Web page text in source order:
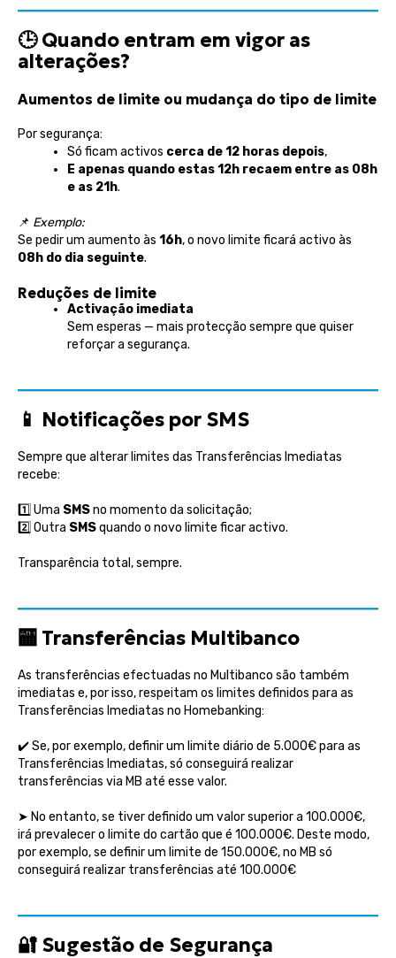
🕒Quando entram em vigor as
alterações?
Aumentos de limite ou mudança do tipo de limite
Por segurança:
Só ficam activos cerca de 12 horas depois,
E apenas quando estas 12h recaem entre as 08h
e as 21h.
📌 Exemplo:
Se pedir um aumento às 16h, o novo limite ficará activo às
08h do dia seguinte.
Reduções de limite
Activação imediata
Sem esperas — mais protecção sempre que quiser
reforçar a segurança.
📱 Notificações por SMS
Sempre que alterar limites das Transferências Imediatas
recebe:
1️⃣ Uma SMSno momento da solicitação;
2️⃣ Outra SMSquando o novo limite ficar activo.
Transparência total, sempre.
🏧 Transferências Multibanco
As transferências efectuadas no Multibanco são também
imediatas e, por isso, respeitam os limites definidos para as
Transferências Imediatas no Homebanking:
✔️Se, por exemplo, definir um limite diário de 5.000€ para as
Transferências Imediatas, só conseguirá realizar
transferências via MB até esse valor.
➤ No entanto, se tiver definido um valor superior a 100.000€,
irá prevalecer o limite do cartão que é 100.000€. Deste modo,
por exemplo, se definir um limite de 150.000€, no MB só
conseguirá realizar transferências até 100.000€
🔐 Sugestão de Segurança